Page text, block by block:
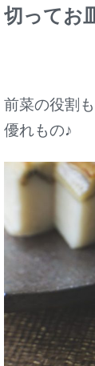
切ってお
前菜の役割
優れもの♪